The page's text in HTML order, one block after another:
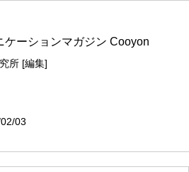
ーションマガジン Cooyon
所 [編集]
03